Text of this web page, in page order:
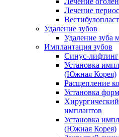
Лечение
Удаление зубов
Удаление зуба
Имплантация зубов
Синус-лифтинг
Установка
(Южная Корея)
Расщепление
Установка
имплантов
Установка
(Южная Корея)